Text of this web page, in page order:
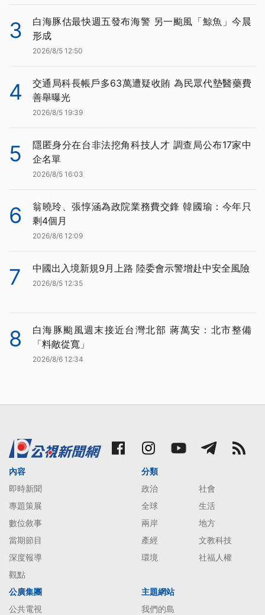
3
白海豚估最快週五發布海警 另一颱風「鯨魚」今晨
形成
2026/8/5 12:50
4
交通局科長帳戶多63萬遭疑收賄 為民眾代墊醫藥費
善舉曝光
2026/8/5 19:39
5
隱匿身分在台非法挖角科技人才 調查局公布17家中
企名單
2026/8/5 16:03
6
翁曉玲、張惇涵為政院業務費交鋒 韓國瑜：今年只
剩4個月
2026/8/6 12:09
7 中國出入境新規9月上路 陸委會示警增赴中安全風險
2026/8/5 12:35
8
白海豚颱風週末接近台灣北部 蔣萬安：北市整備
「料敵從寬」
2026/8/6 12:34
內容
即時新聞
專題策展
數位敘事
當期節目
深度報導
觀點
分類
政治
社會
全球
生活
兩岸
地方
產經
文教科技
環境
社福人權
公廣集團
公共電視
主題網站
我們的島